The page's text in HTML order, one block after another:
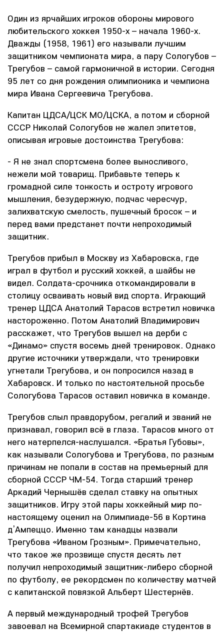
Один из ярчайших игроков обороны мирового
любительского хоккея 1950-х – начала 1960-х.
Дважды (1958, 1961) его называли лучшим
защитником чемпионата мира, а пару Сологубов –
Трегубов – самой гармоничной в истории. Сегодня
95 лет со дня рождения олимпионика и чемпиона
мира Ивана Сергеевича Трегубова.
Капитан ЦДСА/ЦСК МО/ЦСКА, а потом и сборной
СССР Николай Сологубов не жалел эпитетов,
описывая игровые достоинства Трегубова:
- Я не знал спортсмена более выносливого,
нежели мой товарищ. Прибавьте теперь к
громадной силе тонкость и остроту игрового
мышления, безудержную, подчас чересчур,
залихватскую смелость, пушечный бросок – и
перед вами предстанет почти непроходимый
защитник.
Трегубов прибыл в Москву из Хабаровска, где
играл в футбол и русский хоккей, а шайбы не
видел. Солдата-срочника откомандировали в
столицу осваивать новый вид спорта. Играющий
тренер ЦДСА Анатолий Тарасов встретил новичка
настороженно. Потом Анатолий Владимирович
расскажет, что Трегубов вышел на дерби с
«Динамо» спустя восемь дней тренировок. Однако
другие источники утверждали, что тренировки
угнетали Трегубова, и он попросился назад в
Хабаровск. И только по настоятельной просьбе
Сологубова Тарасов оставил новичка в команде.
Трегубов слыл правдорубом, регалий и званий не
признавал, говорил всё в глаза. Тарасов много от
него натерпелся-наслушался. «Братья Губовы»,
как называли Сологубова и Трегубова, по разным
причинам не попали в состав на премьерный для
сборной СССР ЧМ-54. Тогда старший тренер
Аркадий Чернышёв сделал ставку на опытных
защитников. Игру этой пары хоккейный мир по-
настоящему оценил на Олимпиаде-56 в Кортина
д’Ампеццо. Именно там канадцы назвали
Трегубова «Иваном Грозным». Примечательно,
что такое же прозвище спустя десять лет
получил непроходимый защитник-либеро сборной
по футболу, ее рекордсмен по количеству матчей
с капитанской повязкой Альберт Шестернёв.
А первый международный трофей Трегубов
завоевал на Всемирной спартакиаде студентов в